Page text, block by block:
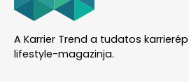
A Karrier Trend a tudatos
lifestyle-magazinja.